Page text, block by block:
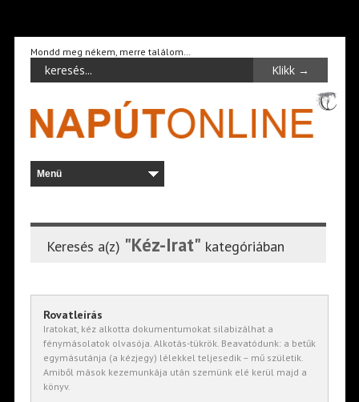
Mondd meg nékem, merre találom…
Keresés a(z) "Kéz-Irat" kategóriában
Rovatleírás
Iratokat, kéz alkotta dokumentumokat silabizálhat a
fénymásolatok olvasója. Alkotás-tükrök. Beavatódunk: a betűk
egymásutánja (a kézjegy) lélekkel teljesedik – mű születik.
Amiből mások kezemunkája után szemünk elé kerül majd a
könyv.